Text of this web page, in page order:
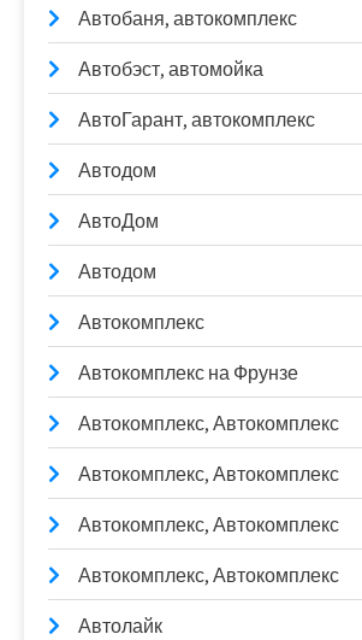
Автобаня, автокомплекс
Автобэст, автомойка
АвтоГарант, автокомплекс
Автодом
АвтоДом
Автодом
Автокомплекс
Автокомплекс на Фрунзе
Автокомплекс, Автокомплекс
Автокомплекс, Автокомплекс
Автокомплекс, Автокомплекс
Автокомплекс, Автокомплекс
Автолайк